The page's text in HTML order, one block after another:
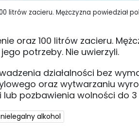
litrów zacieru. Mężczyzna powiedział
oraz 100 litrów zacieru.
potrzeby. Nie uwierzyli.
działalności bez
oraz wytwarzaniu
pozbawienia wolności do 3
nielegalny alkohol